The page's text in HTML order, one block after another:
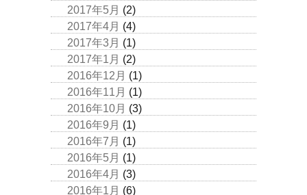
2017年5月 (2)
2017年4月 (4)
2017年3月 (1)
2017年1月 (2)
2016年12月 (1)
2016年11月 (1)
2016年10月 (3)
2016年9月 (1)
2016年7月 (1)
2016年5月 (1)
2016年4月 (3)
2016年1月 (6)